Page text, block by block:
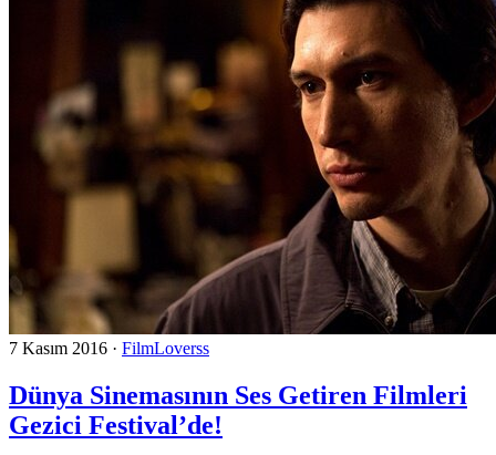
7 Kasım 2016 · FilmLoverss
Dünya Sinemasının Ses Getiren Filmleri
Gezici Festival’de!